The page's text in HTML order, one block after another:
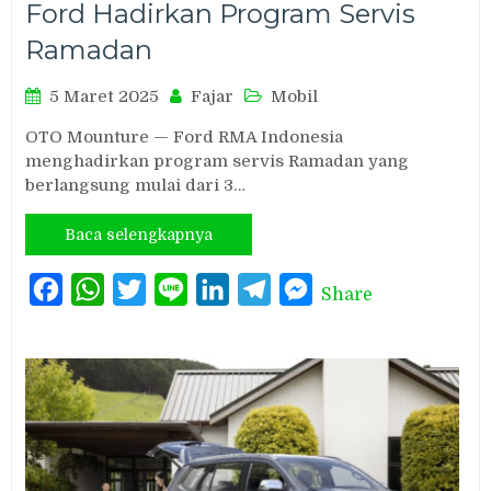
Ford Hadirkan Program Servis
Ramadan
5 Maret 2025 Fajar Mobil
OTO Mounture — Ford RMA Indonesia
menghadirkan program servis Ramadan yang
berlangsung mulai dari 3…
Baca selengkapnya
FacebookWhatsAppTwitterLine LinkedInTelegramMessenger
Share